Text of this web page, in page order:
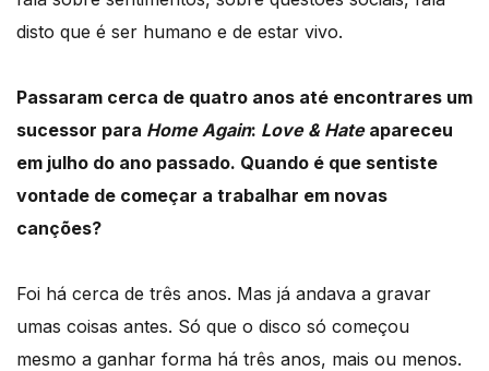
disto que é ser humano e de estar vivo.
Passaram cerca de quatro anos até encontrares um
sucessor para Home Again: Love & Hateapareceu
em julho do ano passado. Quando é que sentiste
vontade de começar a trabalhar em novas
canções?
Foi há cerca de três anos. Mas já andava a gravar
umas coisas antes. Só que o disco só começou
mesmo a ganhar forma há três anos, mais ou menos.